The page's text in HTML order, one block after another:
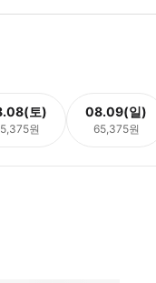
토)
원
08.09(일)
65,375원